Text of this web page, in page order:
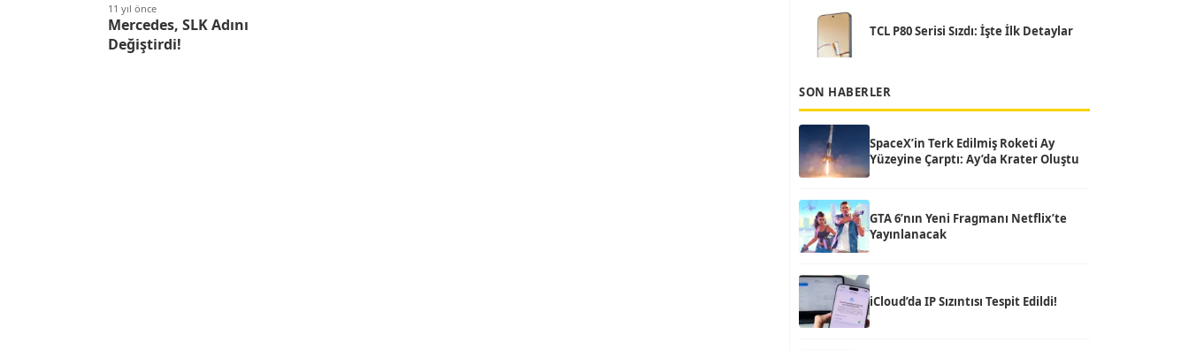
11 yıl önce
Mercedes, SLK Adını
Değiştirdi!
TCL P80 Serisi Sızdı: İşte İlk Detaylar
SON HABERLER
SpaceX’in Terk Edilmiş Roketi Ay
Yüzeyine Çarptı: Ay’da Krater Oluştu
GTA 6’nın Yeni Fragmanı Netflix’te
Yayınlanacak
iCloud’da IP Sızıntısı Tespit Edildi!